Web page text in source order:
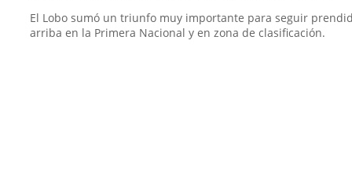
El Lobo sumó un triunfo muy importante para seguir
arriba en la Primera Nacional y en zona de clasificación.